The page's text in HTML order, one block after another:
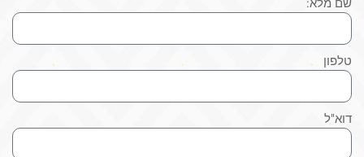
שם מלא:
טלפון
דוא"ל